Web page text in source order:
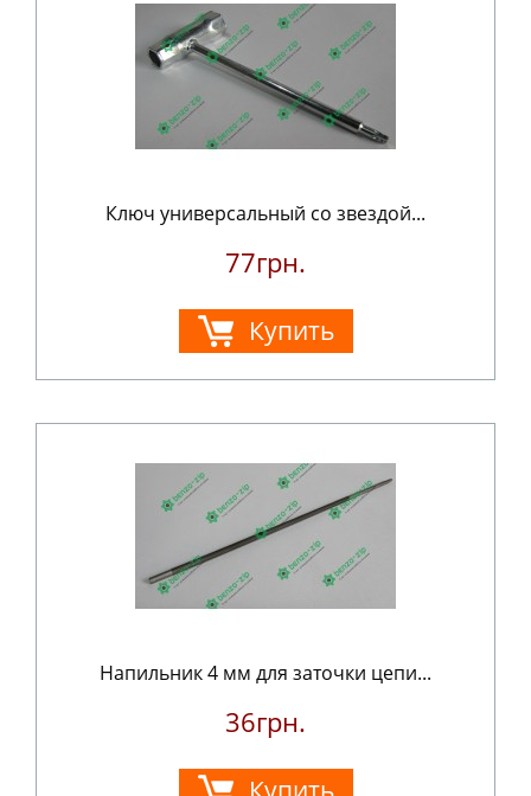
Ключ универсальный со звездой...
77грн.
Купить
Напильник 4 мм для заточки цепи...
36грн.